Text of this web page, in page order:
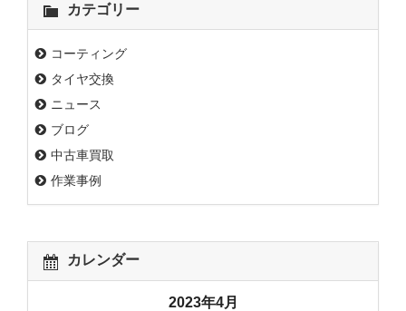
カテゴリー
コーティング
タイヤ交換
ニュース
ブログ
中古車買取
作業事例
カレンダー
2023年4月